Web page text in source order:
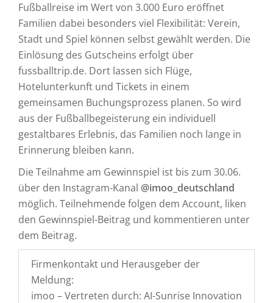
Fußballreise im Wert von 3.000 Euro eröffnet
Familien dabei besonders viel Flexibilität: Verein,
Stadt und Spiel können selbst gewählt werden. Die
Einlösung des Gutscheins erfolgt über
fussballtrip.de. Dort lassen sich Flüge,
Hotelunterkunft und Tickets in einem
gemeinsamen Buchungsprozess planen. So wird
aus der Fußballbegeisterung ein individuell
gestaltbares Erlebnis, das Familien noch lange in
Erinnerung bleiben kann.
Die Teilnahme am Gewinnspiel ist bis zum 30.06.
über den Instagram-Kanal @imoo_deutschland
möglich. Teilnehmende folgen dem Account, liken
den Gewinnspiel-Beitrag und kommentieren unter
dem Beitrag.
Firmenkontakt und Herausgeber der
Meldung:
imoo – Vertreten durch: AI-Sunrise Innovation